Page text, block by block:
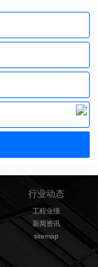
行业动态
工程业绩
新闻资讯
sitemap